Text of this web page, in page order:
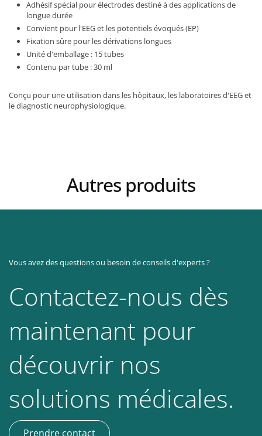
Adhésif spécial pour électrodes destiné à des applications de
longue durée
Convient pour l'EEG et les potentiels évoqués (EP)
Fixation sûre pour les dérivations longues
Unité d'emballage : 15 tubes
Contenu par tube : 30 ml
Conçu pour une utilisation dans les hôpitaux, les laboratoires d'EEG et
le diagnostic neurophysiologique.
Autres produits
Vous avez des questions ou besoin de conseils d'experts ?
Contactez-nous dès
maintenant pour
découvrir nos
solutions médicales.
Prendre contact